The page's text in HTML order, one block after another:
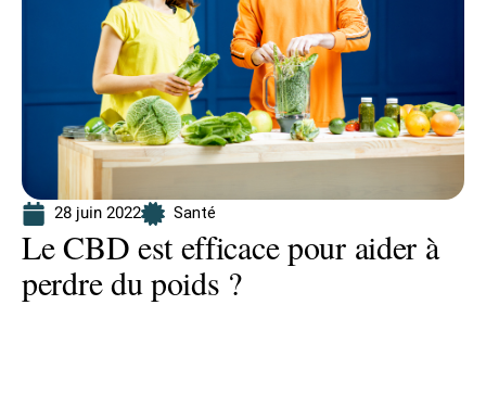
28 juin 2022 Santé
Le CBD est efficace pour aider à
perdre du poids ?